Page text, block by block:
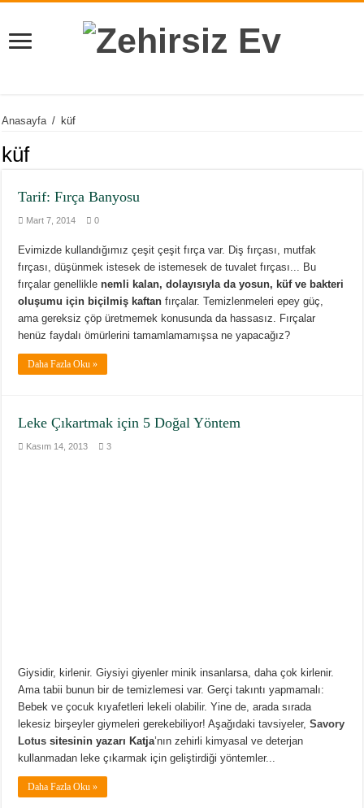
Anasayfa / küf
küf
Tarif: Fırça Banyosu
Mart 7, 2014 0
Evimizde kullandığımız çeşit çeşit fırça var. Diş fırçası, mutfak
fırçası, düşünmek istesek de istemesek de tuvalet fırçası... Bu
fırçalar genelliklenemli kalan, dolayısıyla da yosun, küf ve bakteri
oluşumu için biçilmiş kaftan fırçalar. Temizlenmeleri epey güç,
ama gereksiz çöp üretmemek konusunda da hassasız. Fırçalar
henüz faydalı ömürlerini tamamlamamışsa ne yapacağız?
Daha Fazla Oku »
Leke Çıkartmak için 5 Doğal Yöntem
Kasım 14, 2013 3
Giysidir, kirlenir. Giysiyi giyenler minik insanlarsa, daha çok kirlenir.
Ama tabii bunun bir de temizlemesi var. Gerçi takıntı yapmamalı:
Bebek ve çocuk kıyafetleri lekeli olabilir. Yine de, arada sırada
lekesiz birşeyler giymeleri gerekebiliyor! Aşağıdaki tavsiyeler,Savory
Lotus sitesinin yazarı Katja’nın zehirli kimyasal ve deterjan
kullanmadan leke çıkarmak için geliştirdiği yöntemler...
Daha Fazla Oku »